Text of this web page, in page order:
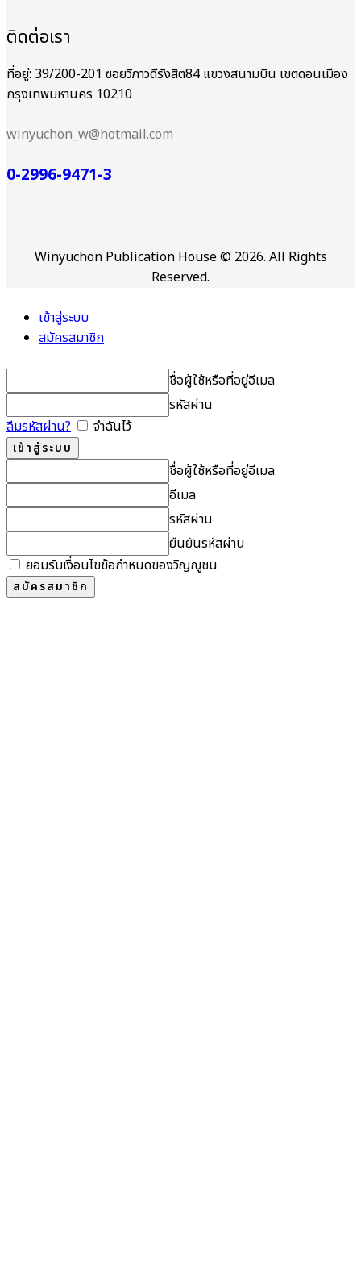
ติดต่อเรา
ที่อยู่: 39/200-201 ซอยวิภาวดีรังสิต84 แขวงสนามบิน เขตดอนเมือง
กรุงเทพมหานคร 10210
winyuchon_w@hotmail.com
0-2996-9471-3
Winyuchon Publication House © 2026. All Rights
Reserved.
เข้าสู่ระบบ
สมัครสมาชิก
ชื่อผู้ใช้หรือที่อยู่อีเมล
รหัสผ่าน
ลืมรหัสผ่าน?
จำฉันไว้
ชื่อผู้ใช้หรือที่อยู่อีเมล
อีเมล
รหัสผ่าน
ยืนยันรหัสผ่าน
ยอมรับเงื่อนไขข้อกำหนดของวิญญูชน